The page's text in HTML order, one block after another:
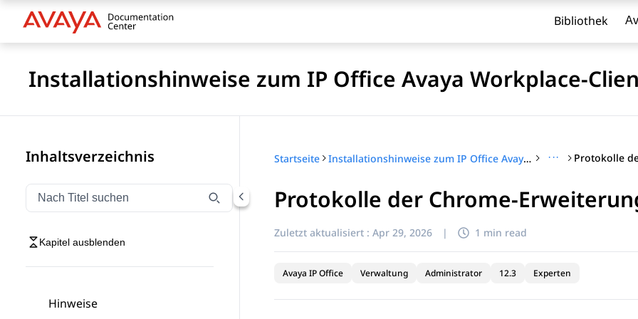
Bibliothek
Installationshinweise zum IP Office Avaya Workplace-
Inhaltsverzeichnis
Navigation nach Titel filtern
Geben Sie Text ein, um Navigationselemente nach Titel zu filtern.
Kapitel ausblenden
Hinweise
Startseite Installationshinweise zum IP Office Avaya Workplace-Client ···
Protokolle der Chrome-
Zuletzt aktualisiert : Apr 29, 2026 | 1 min read
Avaya IP Office Verwaltung Administrator 12.3 Experten